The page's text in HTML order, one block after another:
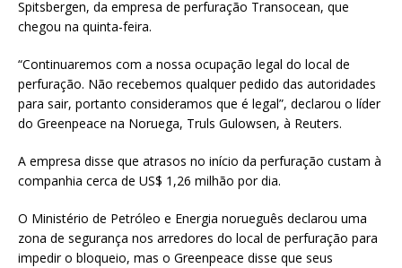
Spitsbergen, da empresa de perfuração Transocean, que
chegou na quinta-feira.
“Continuaremos com a nossa ocupação legal do local de
perfuração. Não recebemos qualquer pedido das autoridades
para sair, portanto consideramos que é legal”, declarou o líder
do Greenpeace na Noruega, Truls Gulowsen, à Reuters.
A empresa disse que atrasos no início da perfuração custam à
companhia cerca de US$ 1,26 milhão por dia.
O Ministério de Petróleo e Energia norueguês declarou uma
zona de segurança nos arredores do local de perfuração para
impedir o bloqueio, mas o Greenpeace disse que seus